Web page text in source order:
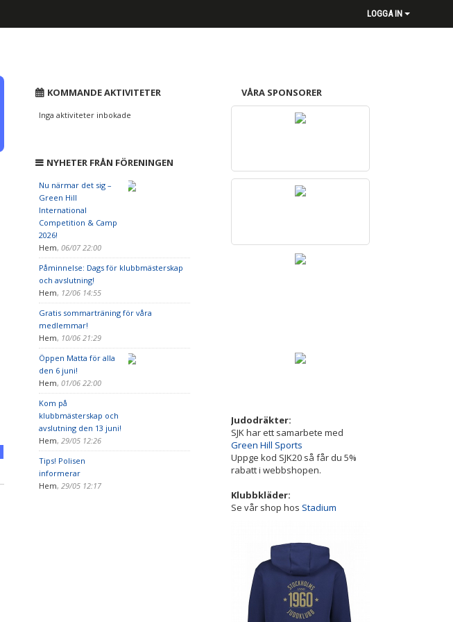
LOGGA IN
KOMMANDE AKTIVITETER
Inga aktiviteter inbokade
NYHETER FRÅN FÖRENINGEN
Nu närmar det sig –
Green Hill
International
Competition & Camp
2026!
Hem, 06/07 22:00
Påminnelse: Dags för klubbmästerskap
och avslutning!
Hem, 12/06 14:55
Gratis sommarträning för våra
medlemmar!
Hem, 10/06 21:29
Öppen Matta för alla
den 6 juni!
Hem, 01/06 22:00
Kom på
klubbmästerskap och
avslutning den 13 juni!
Hem, 29/05 12:26
Tips! Polisen
informerar
Hem, 29/05 12:17
VÅRA SPONSORER
Judodräkter:
SJK har ett samarbete med
Green Hill Sports
Uppge kod SJK20 så får du 5%
rabatt i webbshopen.
Klubbkläder:
Se vår shop hos Stadium